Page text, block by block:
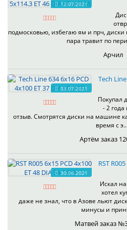
12.07.2021
подмосковью, избегаю ям и прч,
пара травит по
Арчил
03.07.2021
Tech
Покупал
- 2
отзыв. Смотрятся диски на машине
время с э..
Артём заказ
30.06.2021
RST
Искал
хотел
даже не знал, что в Азове льют
минусы и
Матвей заказ